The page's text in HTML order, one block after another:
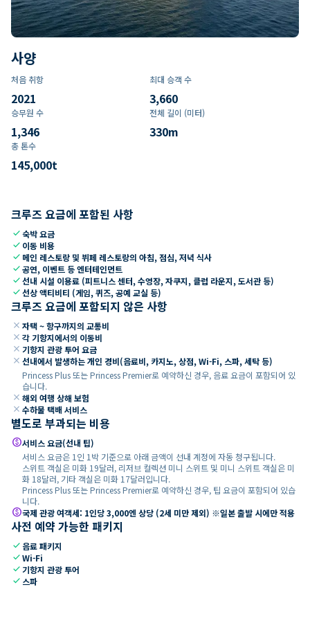
사양
처음 취항
2021
최대 승객 수
3,660
승무원 수
1,346
전체 길이 (미터)
330m
총 톤수
145,000t
크루즈 요금에 포함된 사항
check숙박 요금
check 이동 비용
check 메인 레스토랑 및 뷔페 레스토랑의 아침, 점심, 저녁 식사
check공연, 이벤트 등 엔터테인먼트
check선내 시설 이용료 (피트니스 센터, 수영장, 자쿠지, 클럽 라운지, 도서관 등)
check선상 액티비티 (게임, 퀴즈, 공예 교실 등)
크루즈 요금에 포함되지 않은 사항
close 자택 ~ 항구까지의 교통비
close 각 기항지에서의 이동비
close 기항지 관광 투어 요금
close 선내에서 발생하는 개인 경비(음료비, 카지노, 상점, Wi-Fi, 스파, 세탁 등)
Princess Plus 또는 Princess Premier로 예약하신 경우, 음료 요금이 포함되어 있
습니다.
close 해외 여행 상해 보험
close 수하물 택배 서비스
별도로 부과되는 비용
paid서비스 요금(선내 팁)
서비스 요금은 1인 1박 기준으로 아래 금액이 선내 계정에 자동 청구됩니다.
스위트 객실은 미화 19달러, 리저브 컬렉션 미니 스위트 및 미니 스위트 객실은 미
화 18달러, 기타 객실은 미화 17달러입니다.
Princess Plus 또는 Princess Premier로 예약하신 경우, 팁 요금이 포함되어 있습
니다.
paid국제 관광 여객세: 1인당 3,000엔 상당 (2세 미만 제외) ※일본 출발 시에만 적용
사전 예약 가능한 패키지
check 음료 패키지
checkWi-Fi
check 기항지 관광 투어
check 스파